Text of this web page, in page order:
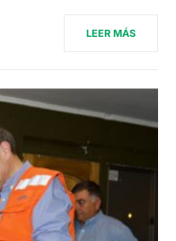
LEER MÁS